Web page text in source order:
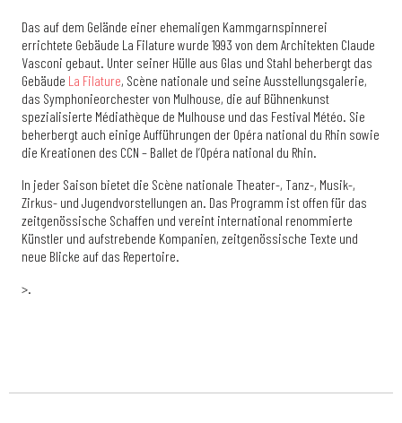
Das auf dem Gelände einer ehemaligen Kammgarnspinnerei
errichtete Gebäude La Filature wurde 1993 von dem Architekten Claude
Vasconi gebaut. Unter seiner Hülle aus Glas und Stahl beherbergt das
Gebäude La Filature, Scène nationale und seine Ausstellungsgalerie,
das Symphonieorchester von Mulhouse, die auf Bühnenkunst
spezialisierte Médiathèque de Mulhouse und das Festival Météo. Sie
beherbergt auch einige Aufführungen der Opéra national du Rhin sowie
die Kreationen des CCN – Ballet de l’Opéra national du Rhin.
In jeder Saison bietet die Scène nationale Theater-, Tanz-, Musik-,
Zirkus- und Jugendvorstellungen an. Das Programm ist offen für das
zeitgenössische Schaffen und vereint international renommierte
Künstler und aufstrebende Kompanien, zeitgenössische Texte und
neue Blicke auf das Repertoire.
>.